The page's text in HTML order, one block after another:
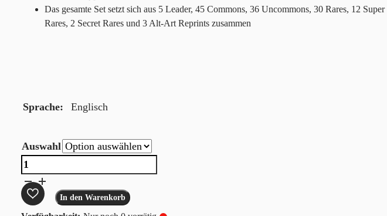
Das gesamte Set setzt sich aus 5 Leader, 45 Commons, 36 Uncommons, 30 Rares, 12 Super
Rares, 2 Secret Rares und 3 Alt-Art Reprints zusammen
Sprache Englisch
Auswahl
Dragon
Ball
Super
Card
In den Warenkorb